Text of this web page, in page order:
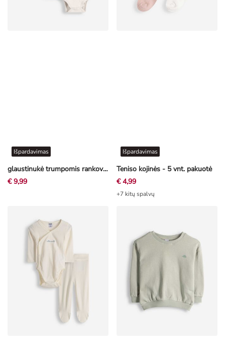
glaustinukė trumpomis rankovėmis - pakuotė po 3 vnt
Išpardavimas
€ 9,99
Teniso kojinės - 5 vnt. pakuotė
Išpardavimas
€ 4,99
+7 kitų spalvų